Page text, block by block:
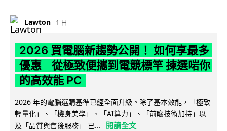
Lawton 1 日
2026 買電腦新趨勢公開！ 如何享最多
優惠 從極致便攜到電競標竿 揀選啱你
的高效能 PC
2026 年的電腦選購基準已經全面升級。除了基本效能，「極致
輕量化」、「機身美學」、「AI算力」、「前瞻技術加持」以
及「品質與售後服務」 已...
閱讀全文